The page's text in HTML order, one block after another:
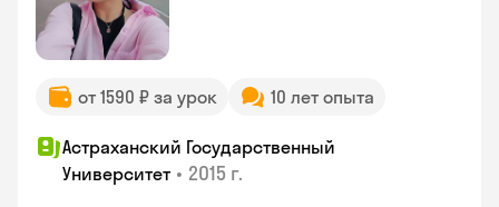
от 1590 ₽ за урок 10 лет опыта
Астраханский Государственный
Университет • 2015 г.